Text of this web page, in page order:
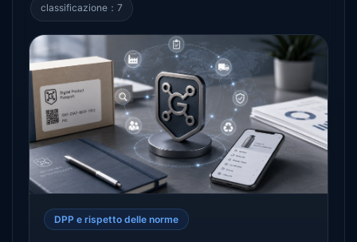
classificazione：7
DPP e rispetto delle norme